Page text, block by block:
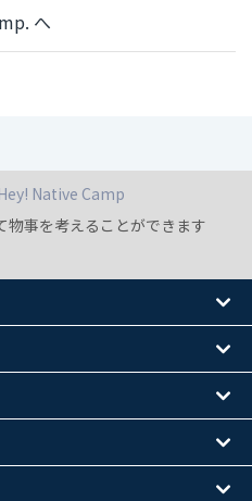
へ
Hey! Native Camp
物事を考えることができます